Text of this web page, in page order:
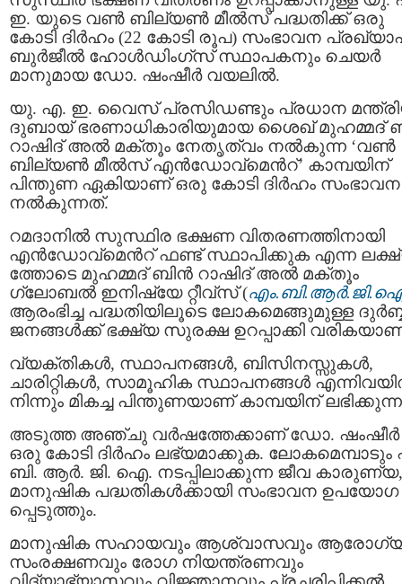
ഇ. യുടെ വൺ ബില്യൺ മീൽസ് പദ്ധതിക്ക് ഒരു
കോടി ദിർഹം (22 കോടി രൂപ) സംഭാവന
ബുർജീൽ ഹോൾഡിംഗ്സ് സ്ഥാപകനും ചെയർ
മാനുമായ ഡോ. ഷംഷീർ വയലിൽ.
യു. എ. ഇ. വൈസ് പ്രസിഡണ്ടും പ്രധാന
ദുബായ് ഭരണാധികാരിയുമായ ശൈഖ് മുഹമ്മദ്
റാഷിദ് അൽ മക്തൂം നേതൃത്വം നൽകുന്ന ‘വൺ
ബില്യൺ മീൽസ് എൻഡോവ്‌മെന്‍റ്’ കാമ്പയിന്
പിന്തുണ ഏകിയാണ് ഒരു കോടി ദിർഹം സംഭാവന
നല്‍കുന്നത്.
റമദാനിൽ സുസ്ഥിര ഭക്ഷണ വിതരണത്തിനായി
എൻഡോവ്‌മെന്‍റ് ഫണ്ട് സ്ഥാപിക്കുക എന്ന
ത്തോടെ മുഹമ്മദ് ബിൻ റാഷിദ് അൽ മക്തൂം
ഗ്ലോബൽ ഇനിഷ്യേ റ്റീവ്സ് (
ആരംഭിച്ച പദ്ധതിയിലൂടെ ലോകമെങ്ങുമുള്ള
ജനങ്ങൾക്ക് ഭക്ഷ്യ സുരക്ഷ ഉറപ്പാക്കി
വ്യക്തികൾ, സ്ഥാപനങ്ങൾ, ബിസിനസ്സുകൾ,
ചാരിറ്റികൾ, സാമൂഹിക സ്ഥാപനങ്ങൾ
നിന്നും മികച്ച പിന്തുണയാണ് കാമ്പയിന്
അടുത്ത അഞ്ചു വർഷത്തേക്കാണ് ഡോ. ഷംഷീർ
ഒരു കോടി ദിർഹം ലഭ്യമാക്കുക. ലോകമെമ്പാടും
ബി. ആർ. ജി. ഐ. നടപ്പിലാക്കുന്ന ജീവ കാരുണ്യ,
മാനുഷിക പദ്ധതികൾക്കായി സംഭാവന ഉപയോഗ
പ്പെടുത്തും.
മാനുഷിക സഹായവും ആശ്വാസവും
സംരക്ഷണവും രോഗ നിയന്ത്രണവും